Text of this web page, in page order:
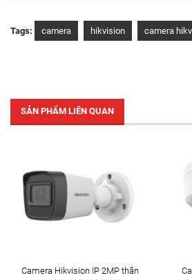
Tags: camera hikvision camera
SẢN PHẨM LIÊN QUAN
Camera Hikvision IP 2MP thân